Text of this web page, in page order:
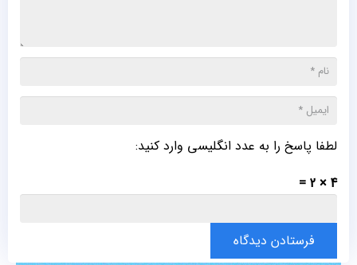
لطفا پاسخ را به عدد انگلیسی وارد کنید:
4 × 2 =
فرستادن دیدگاه